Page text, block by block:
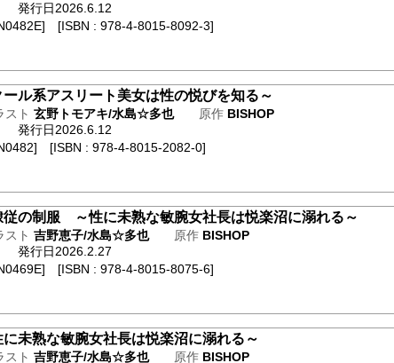
発行日2026.6.12
[ISBN : 978-4-8015-8092-3]
ル系アスリート美女は性の悦びを知る～
スト 玄野トモアキ/水島☆多也 原作 BISHOP
発行日2026.6.12
[ISBN : 978-4-8015-2082-0]
従の制服 ～性に未熟な敏腕女社長は悦楽沼に溺れる～
スト 吉野恵子/水島☆多也 原作 BISHOP
発行日2026.2.27
[ISBN : 978-4-8015-8075-6]
未熟な敏腕女社長は悦楽沼に溺れる～
スト 吉野恵子/水島☆多也 原作 BISHOP